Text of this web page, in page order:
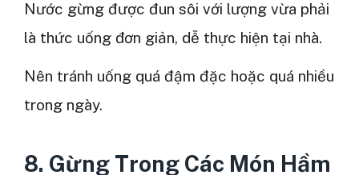
Nước gừng được đun sôi với lượng vừa phải
là thức uống đơn giản, dễ thực hiện tại nhà.
Nên tránh uống quá đậm đặc hoặc quá nhiều
trong ngày.
8. Gừng Trong Các Món Hầm